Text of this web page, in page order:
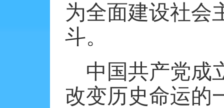
为全面建设社会
斗。
中国共产党成
改变历史命运的